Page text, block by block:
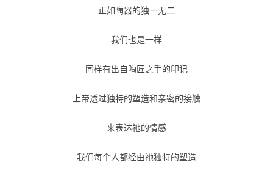
正如陶器的独一无二
我们也是一样
同样有出自陶匠之手的印记
上帝透过独特的塑造和亲密的接触
来表达祂的情感
我们每个人都经由祂独特的塑造